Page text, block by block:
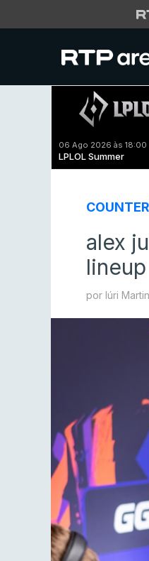
06 Ago 2026 às 18:00
LPLOL Summer
alex
lineup
por Iúri